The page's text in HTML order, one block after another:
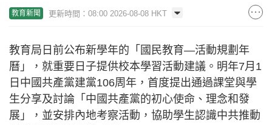
教育新聞 更新時間：08:00 2026-08-08 HKT
教育局日前公布新學年的「國民教育—活動規劃年
曆」，就重要日子提供校本學習活動建議。明年7月1
日中國共產黨建黨106周年，首度提出通過課堂與學
生分享及討論「中國共產黨的初心使命、理念和發
展」，並安排內地考察活動，協助學生認識中共推動